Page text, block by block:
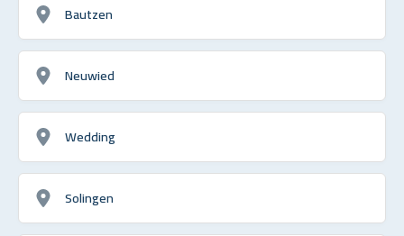
Bautzen
Neuwied
Wedding
Solingen